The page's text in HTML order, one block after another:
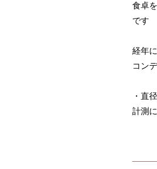
食卓
です
経年
コン
・直
計測